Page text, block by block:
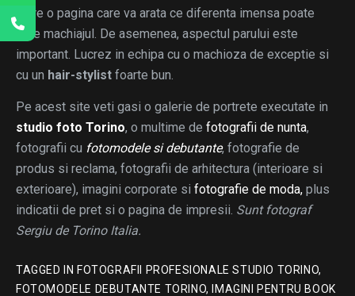
catre o pagina care va arata ce diferenta imensa poate
face machiajul. De asemenea, aspectul parului este
important. Lucrez in echipa cu o machioza de exceptie si
cu un hair-stylist foarte bun.
Pe acest site veti gasi o galerie de portrete executate in
studio foto Torino, o multime de fotografii de nunta,
fotografii cu fotomodele si debutante, fotografie de
produs si reclama, fotografii de arhitectura (interioare si
exterioare), imagini corporate si fotografie de moda, plus
indicatii de pret si o pagina de impresii. Sunt fotograf
Sergiu de Torino Italia.
TAGGED IN FOTOGRAFII PROFESIONALE STUDIO TORINO,
FOTOMODELE DEBUTANTE TORINO,IMAGINI PENTRU BOOK